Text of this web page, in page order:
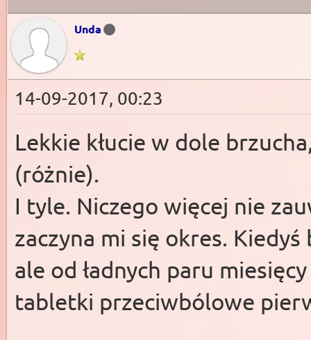
Unda
14-09-2017, 00:23
Lekkie kłucie w dole
(różnie).
I tyle. Niczego więcej nie
zaczyna mi się okres.
ale od ładnych paru
tabletki przeciwbólowe